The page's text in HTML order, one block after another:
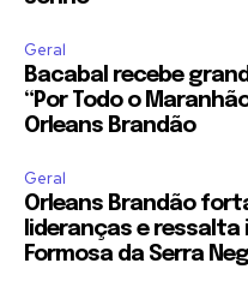
Geral
Bacabal recebe
“Por Todo o
Orleans Brandão
Geral
Orleans Brandão
lideranças e
Formosa da Serra